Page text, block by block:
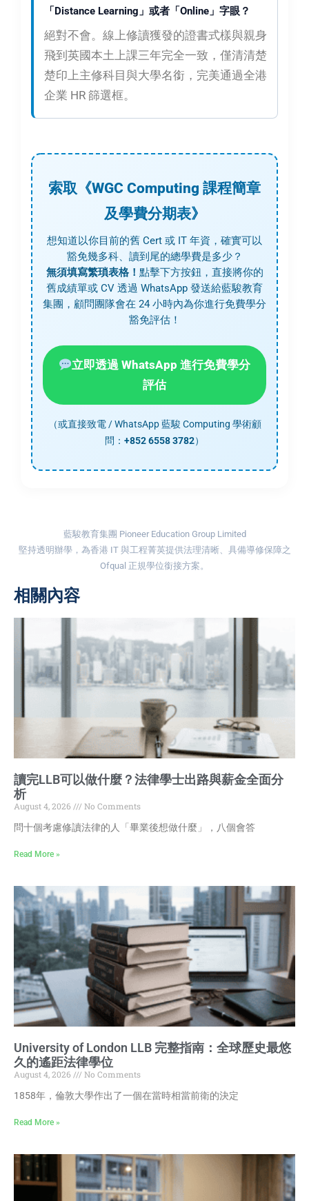
「Distance Learning」或者「Online」字眼？
絕對不會。線上修讀獲發的證書式樣與親身
飛到英國本土上課三年完全一致，僅清清楚
楚印上主修科目與大學名銜，完美通過全港
企業 HR 篩選框。
索取《WGC Computing 課程簡章
及學費分期表》
想知道以你目前的舊 Cert 或 IT 年資，確實可以
豁免幾多科、讀到尾的總學費是多少？
無須填寫繁瑣表格！ 點擊下方按鈕，直接將你的
舊成績單或 CV 透過 WhatsApp 發送給藍駿教育
集團，顧問團隊會在 24 小時內為你進行免費學分
豁免評估！
立即透過 WhatsApp 進行免費學分
評估
（或直接致電 / WhatsApp 藍駿 Computing 學術顧
問： +852 6558 3782）
藍駿教育集團 Pioneer Education Group Limited
堅持透明辦學，為香港 IT 與工程菁英提供法理清晰、具備導修保障之
Ofqual 正規學位銜接方案。
相關內容
讀完LLB可以做什麼？法律學士出路與薪金全面分
析
August 4, 2026
No Comments
問十個考慮修讀法律的人「畢業後想做什麼」，八個會答
Read More »
University of London LLB 完整指南：全球歷史最悠
久的遙距法律學位
August 4, 2026
No Comments
1858年，倫敦大學作出了一個在當時相當前衛的決定
Read More »